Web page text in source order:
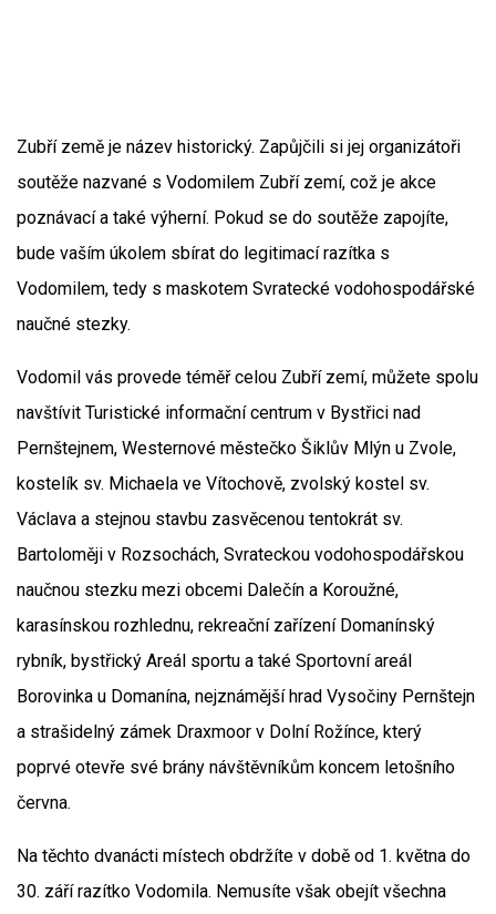
Zubří země je název historický. Zapůjčili si jej organizátoři
soutěže nazvané s Vodomilem Zubří zemí, což je akce
poznávací a také výherní. Pokud se do soutěže zapojíte,
bude vaším úkolem sbírat do legitimací razítka s
Vodomilem, tedy s maskotem Svratecké vodohospodářské
naučné stezky.
Vodomil vás provede téměř celou Zubří zemí, můžete spolu
navštívit Turistické informační centrum v Bystřici nad
Pernštejnem, Westernové městečko Šiklův Mlýn u Zvole,
kostelík sv. Michaela ve Vítochově, zvolský kostel sv.
Václava a stejnou stavbu zasvěcenou tentokrát sv.
Bartoloměji v Rozsochách, Svrateckou vodohospodářskou
naučnou stezku mezi obcemi Dalečín a Koroužné,
karasínskou rozhlednu, rekreační zařízení Domanínský
rybník, bystřický Areál sportu a také Sportovní areál
Borovinka u Domanína, nejznámější hrad Vysočiny Pernštejn
a strašidelný zámek Draxmoor v Dolní Rožínce, který
poprvé otevře své brány návštěvníkům koncem letošního
června.
Na těchto dvanácti místech obdržíte v době od 1. května do
30. září razítko Vodomila. Nemusíte však obejít všechna